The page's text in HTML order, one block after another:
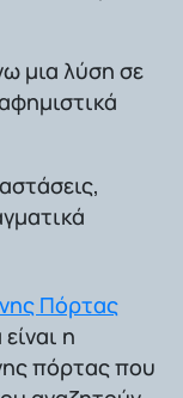
μια λύση σε
Πόρτας
η
πόρτας που